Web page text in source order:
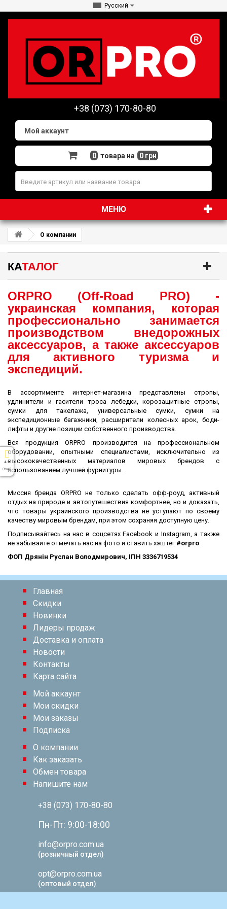
Русский
+38 (073) 170-80-80
Мой аккаунт
0 товара на 0 грн
МЕНЮ
О компании
КАТАЛОГ
ORPRO (Off-Road PRO) -
украинская компания, которая
профессионально занимается
производством внедорожных
аксессуаров, а также аксессуаров
для активного туризма и
экспедиций.
В ассортименте интернет-магазина представлены стропы,
удлинители и гасители троса лебедки, корозащитные стропы,
сумки для такелажа, универсальные сумки, сумки на
экспедиционные багажники, расширители колесных арок, боди-
лифты и другие позиции собственного производства.
Вся продукция ORPRO производится на профессиональном
оборудовании, опытными специалистами, исключительно из
высококачественных материалов мировых брендов с
использованием лучшей фурнитуры.
Миссия бренда ORPRO не только сделать офф-роуд, активный
отдых на природе и автопутешествия комфортнее, но и доказать,
что товары украинского производства не уступают по своему
качеству мировым брендам, при этом сохраняя доступную цену.
Подписывайтесь на нас в соцсетях Facebook и Instagram, а также
не забывайте отмечать нас на фото и ставить хэштег #orpro
ФОП Дрянін Руслан Володмирович, ІПН 3336719534
4.9
( На 5 )
Главная
Скидки
Новинки
Лидеры продаж
Доставка и оплата
Новости
Контакты
Карта сайта
Мой аккаунт
Мои скидки
Мои заказы
Подписка
О компании
Как заказать
Обмен товара
Напишите нам
+38 (073) 170-80-80
Пн-Пт: 9:00-18:00
info@orpro.com.ua
(розничный отдел)
opt@orpro.com.ua
(оптовый отдел)